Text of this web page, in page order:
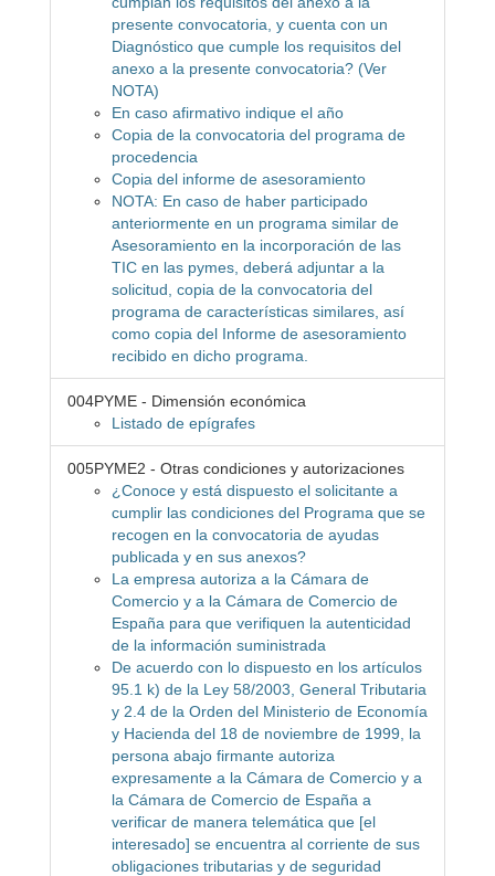
presente convocatoria, y cuenta con un
Diagnóstico que cumple los requisitos del
anexo a la presente convocatoria? (Ver
NOTA)
En caso afirmativo indique el año
Copia de la convocatoria del programa de
procedencia
Copia del informe de asesoramiento
NOTA: En caso de haber participado
anteriormente en un programa similar de
Asesoramiento en la incorporación de las
TIC en las pymes, deberá adjuntar a la
solicitud, copia de la convocatoria del
programa de características similares, así
como copia del Informe de asesoramiento
recibido en dicho programa.
004PYME - Dimensión económica
Listado de epígrafes
005PYME2 - Otras condiciones y autorizaciones
¿Conoce y está dispuesto el solicitante a
cumplir las condiciones del Programa que se
recogen en la convocatoria de ayudas
publicada y en sus anexos?
La empresa autoriza a la Cámara de
Comercio y a la Cámara de Comercio de
España para que verifiquen la autenticidad
de la información suministrada
De acuerdo con lo dispuesto en los artículos
95.1 k) de la Ley 58/2003, General Tributaria
y 2.4 de la Orden del Ministerio de Economía
y Hacienda del 18 de noviembre de 1999, la
persona abajo firmante autoriza
expresamente a la Cámara de Comercio y a
la Cámara de Comercio de España a
verificar de manera telemática que [el
interesado] se encuentra al corriente de sus
obligaciones tributarias y de seguridad